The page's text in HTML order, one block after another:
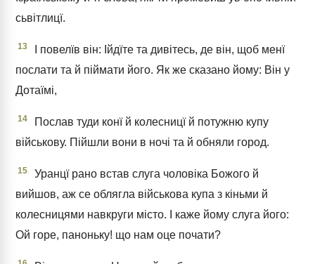
сьвітлицї.
13
І повелїв він: Ійдїте та дивітесь, де він, щоб менї
послати та й піймати його. Як же сказано йому: Він у
Дотаїмі,
14
Послав туди конї й колесницї й потужню купу
військову. Пійшли вони в ночі та й обняли город.
15
Уранцї рано встав слуга чоловіка Божого й
вийшов, аж се облягла військова купа з кіньми й
колесницями навкруги місто. І каже йому слуга його:
Ой горе, паноньку! що нам оце почати?